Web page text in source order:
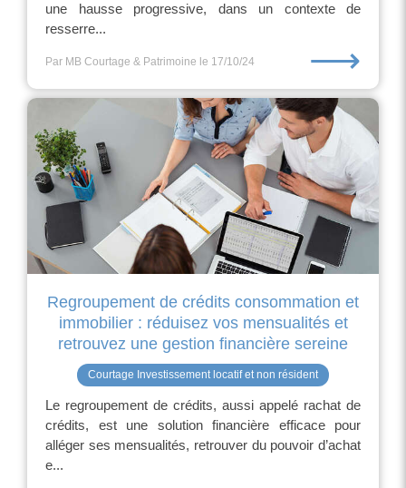
une hausse progressive, dans un contexte de
resserre...
Par MB Courtage & Patrimoine le 17/10/24 ⟶
Regroupement de crédits consommation et
immobilier : réduisez vos mensualités et
retrouvez une gestion financière sereine
Courtage Investissement locatif et non résident
Le regroupement de crédits, aussi appelé rachat de
crédits, est une solution financière efficace pour
alléger ses mensualités, retrouver du pouvoir d’achat
e...